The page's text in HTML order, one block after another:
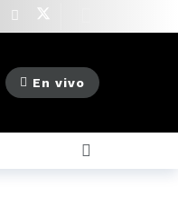
En vivo